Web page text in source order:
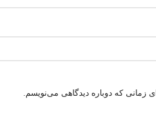
زمانی که دوباره دیدگاهی می‌نویسم.